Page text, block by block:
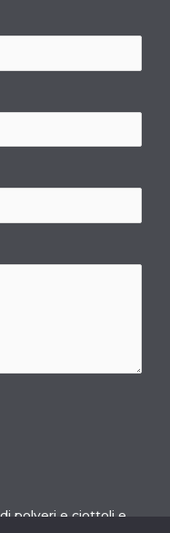
polveri e ciottoli e